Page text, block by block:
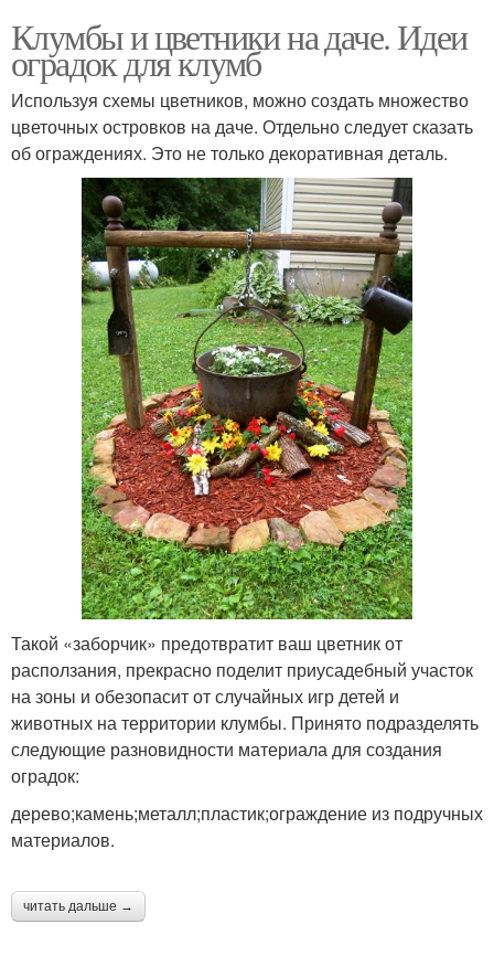
Клумбы и цветники на даче. Идеи
оградок для клумб
Используя схемы цветников, можно создать множество
цветочных островков на даче. Отдельно следует сказать
об ограждениях. Это не только декоративная деталь.
Такой «заборчик» предотвратит ваш цветник от
расползания, прекрасно поделит приусадебный участок
на зоны и обезопасит от случайных игр детей и
животных на территории клумбы. Принято подразделять
следующие разновидности материала для создания
оградок:
дерево;камень;металл;пластик;ограждение из подручных
материалов.
читать дальше →